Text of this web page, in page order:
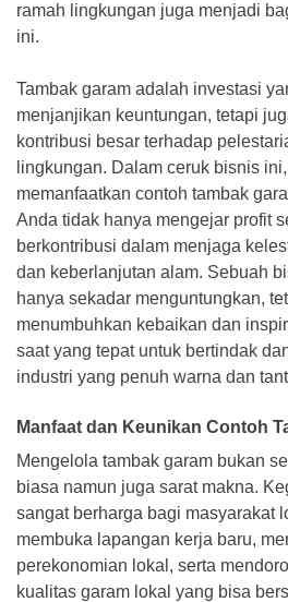
ramah lingkungan juga menjadi
ini.
Tambak garam adalah investasi
menjanjikan keuntungan, tetapi
kontribusi besar terhadap
lingkungan. Dalam ceruk bisnis
memanfaatkan contoh tambak
Anda tidak hanya mengejar profit
berkontribusi dalam menjaga
dan keberlanjutan alam. Sebuah
hanya sekadar menguntungkan,
menumbuhkan kebaikan dan
saat yang tepat untuk bertindak
industri yang penuh warna dan
Manfaat dan Keunikan Contoh
Mengelola tambak garam bukan
biasa namun juga sarat makna.
sangat berharga bagi masyarakat
membuka lapangan kerja baru,
perekonomian lokal, serta
kualitas garam lokal yang bisa